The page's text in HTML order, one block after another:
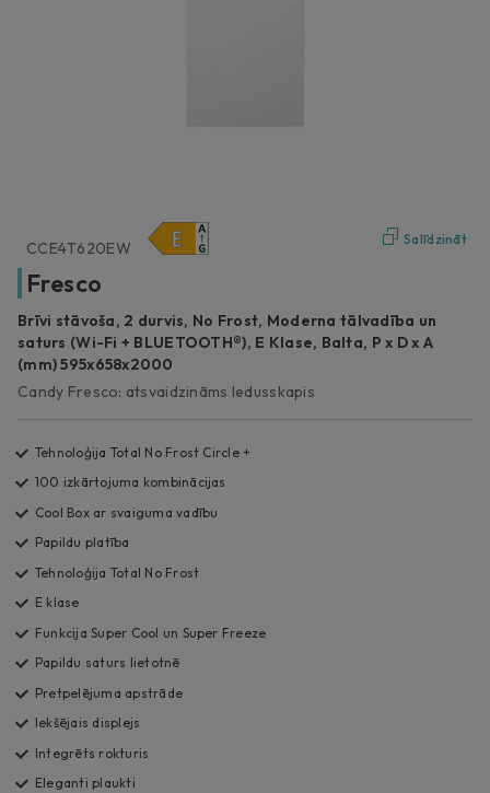
Salīdzināt
CCE4T620EW
Fresco
Brīvi stāvoša, 2 durvis, No Frost, Moderna tālvadība un
saturs (Wi-Fi + BLUETOOTH®), E Klase, Balta, P x D x A
(mm) 595x658x2000
Candy Fresco: atsvaidzināms ledusskapis
Tehnoloģija Total No Frost Circle +
100 izkārtojuma kombinācijas
Cool Box ar svaiguma vadību
Papildu platība
Tehnoloģija Total No Frost
E klase
Funkcija Super Cool un Super Freeze
Papildu saturs lietotnē
Pretpelējuma apstrāde
Iekšējais displejs
Integrēts rokturis
Eleganti plaukti